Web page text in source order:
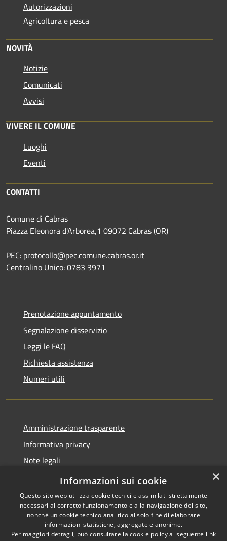
Autorizzazioni
Agricoltura e pesca
NOVITÀ
Notizie
Comunicati
Avvisi
VIVERE IL COMUNE
Luoghi
Eventi
CONTATTI
Comune di Cabras
Piazza Eleonora d'Arborea,1 09072 Cabras (OR)
PEC: protocollo@pec.comune.cabras.or.it
Centralino Unico: 0783 3971
Prenotazione appuntamento
Segnalazione disservizio
Leggi le FAQ
Richiesta assistenza
Numeri utili
Amministrazione trasparente
Informativa privacy
Note legali
Dichiarazione di accessibilità
Copyright © 2026 • Comune di
×
Informazioni sui cookie
Questo sito web utilizza cookie tecnici e assimilati strettamente
necessari al corretto funzionamento e alla navigazione del sito,
nonché un cookie tecnico analitico al solo fine di elaborare
informazioni statistiche, aggregate e anonime.
Per maggiori dettagli, può consultare la cookie policy al seguente link